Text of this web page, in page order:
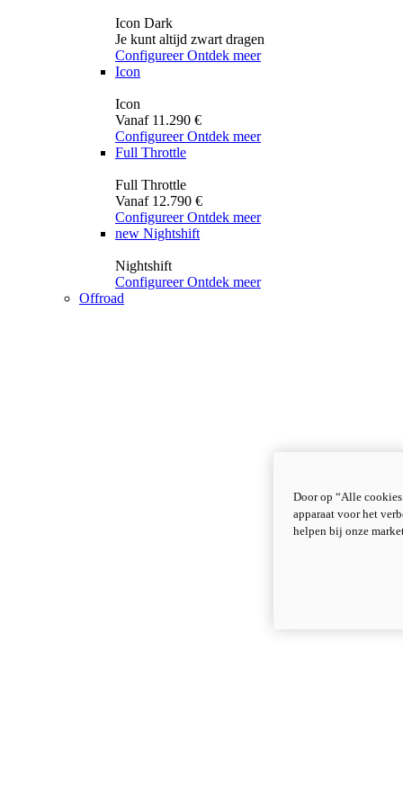
Icon Dark
Je kunt altijd zwart dragen
Configureer Ontdek meer
Icon
Icon
Vanaf 11.290 €
Configureer Ontdek meer
Full Throttle
Full Throttle
Vanaf 12.790 €
Configureer Ontdek meer
new Nightshift
Nightshift
Configureer Ontdek meer
Offroad
Door op “Alle
apparaat voor het
helpen bij onze